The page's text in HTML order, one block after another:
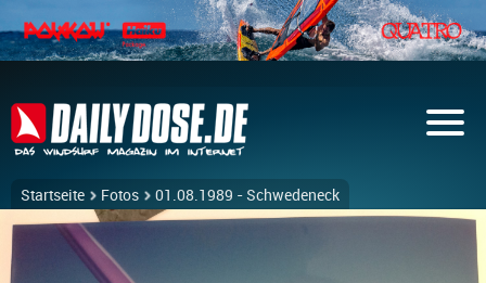
Startseite Fotos 01.08.1989 - Schwedeneck